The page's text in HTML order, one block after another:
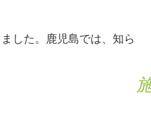
した。鹿児島では、知ら